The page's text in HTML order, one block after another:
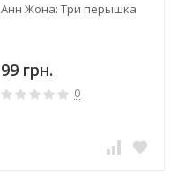
Анн Жона: Три перышка
99 грн.
0